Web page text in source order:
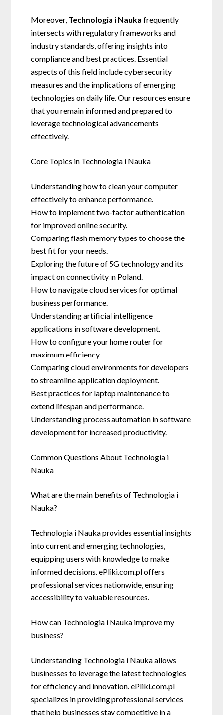
Moreover, Technologia i Nauka frequently
intersects with regulatory frameworks and
industry standards, offering insights into
compliance and best practices. Essential
aspects of this field include cybersecurity
measures and the implications of emerging
technologies on daily life. Our resources ensure
that you remain informed and prepared to
leverage technological advancements
effectively.
Core Topics in Technologia i Nauka
Understanding how to clean your computer
effectively to enhance performance.
How to implement two-factor authentication
for improved online security.
Comparing flash memory types to choose the
best fit for your needs.
Exploring the future of 5G technology and its
impact on connectivity in Poland.
How to navigate cloud services for optimal
business performance.
Understanding artificial intelligence
applications in software development.
How to configure your home router for
maximum efficiency.
Comparing cloud environments for developers
to streamline application deployment.
Best practices for laptop maintenance to
extend lifespan and performance.
Understanding process automation in software
development for increased productivity.
Common Questions About Technologia i
Nauka
What are the main benefits of Technologia i
Nauka?
Technologia i Nauka provides essential insights
into current and emerging technologies,
equipping users with knowledge to make
informed decisions. ePliki.com.pl offers
professional services nationwide, ensuring
accessibility to valuable resources.
How can Technologia i Nauka improve my
business?
Understanding Technologia i Nauka allows
businesses to leverage the latest technologies
for efficiency and innovation. ePliki.com.pl
specializes in providing professional services
that help businesses stay competitive in a